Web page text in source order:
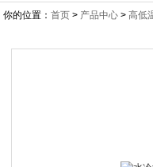
你的位置： 首页 > 产品中心 > 高低